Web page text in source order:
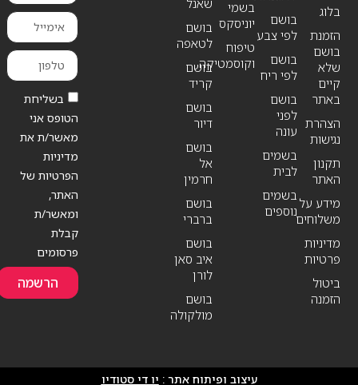
בלוג
הזמנת
בושם
שלא
קיים
באתר
הצהרת
נגישות
תקנון
האתר
מידע על
משלוחים
מדיניות
פרטיות
ביטול
הזמנה
בשמי
יוניסקס
טיפוח
וקוסמטיקה
בושם
לפי צבע
בושם
לפי ריח
בושם
לפני
עונה
בשמים
לבית
בשמים
נוספים
שאנל
בושם
לטאפה
בושם
קריד
בושם
דיור
בושם
אל
חרמין
בושם
ברברי
בושם
איב סאן
לורן
בושם
מולקולה
בשליחת
הטופס אני
מאשר/ת את
מדיניות
הפרטיות של
האתר,
ומאשר/ת
קבלת
פרסומים
הרשמה
עיצוב ופיתוח אתר : יו די סטודיו